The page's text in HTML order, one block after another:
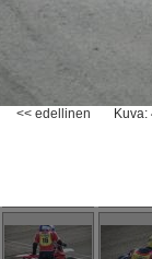
<< edellinen